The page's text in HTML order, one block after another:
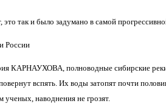
так и было задумано в самой
России
КАРНАУХОВА, полноводные сибирские
вспять. Их воды затопят почти
наводнения не грозят.